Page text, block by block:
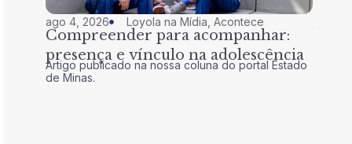
ago 4, 2026 Loyola na Mídia,Acontece
Compreender para acompanhar:
presença e vínculo na adolescência
Artigo publicado na nossa coluna do portal Estado
de Minas.